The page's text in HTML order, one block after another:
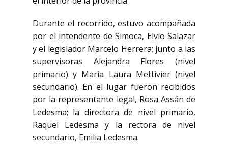
Durante el recorrido, estuvo acompañada
por el intendente de Simoca, Elvio Salazar
y el legislador Marcelo Herrera; junto a las
supervisoras Alejandra Flores (nivel
primario) y Maria Laura Mettivier (nivel
secundario). En el lugar fueron recibidos
por la representante legal, Rosa Assán de
Ledesma; la directora de nivel primario,
Raquel Ledesma y la rectora de nivel
secundario, Emilia Ledesma.